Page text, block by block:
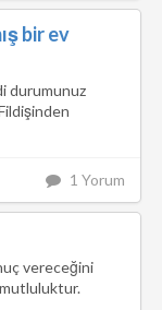
bir ev
durumunuz
1 Yorum
vereceğini